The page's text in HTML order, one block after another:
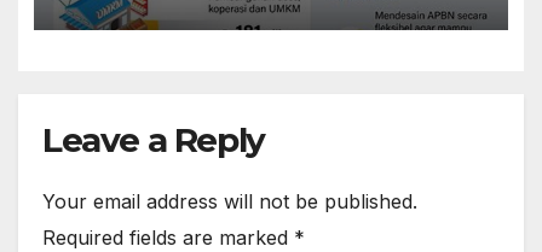
Leave a Reply
Your email address will not be published.
Required fields are marked *